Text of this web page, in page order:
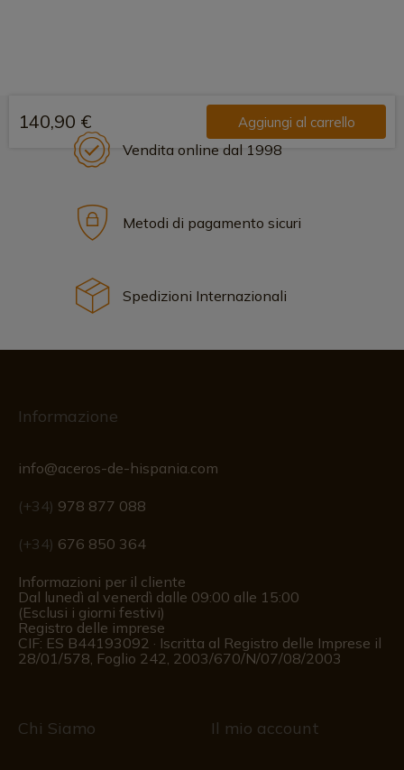
140,90 € Aggiungi al carrello
Vendita online dal 1998
Metodi di pagamento sicuri
Spedizioni Internazionali
Informazione
info@aceros-de-hispania.com
(+34) 978 877 088
(+34) 676 850 364
Informazioni per il cliente
Dal lunedì al venerdì dalle 09:00 alle 15:00
(Esclusi i giorni festivi)
Registro delle imprese
CIF: ES B44193092 · Iscritta al Registro delle Imprese il
28/01/578, Foglio 242, 2003/670/N/07/08/2003
Chi Siamo Il mio account